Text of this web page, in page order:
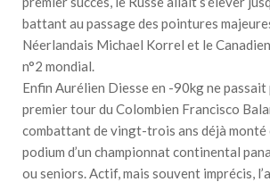
battant au passage des pointures
Néerlandais Michael Korrel et le
n°2 mondial.
Enfin Aurélien Diesse en -90kg ne passait
premier tour du Colombien Francisco
combattant de vingt-trois ans déjà monté
podium d’un championnat continental
ou seniors. Actif, mais souvent imprécis,